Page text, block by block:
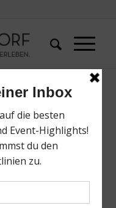
Hast du eine